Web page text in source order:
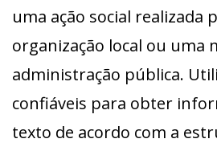
uma ação social realizada
organização local ou uma
administração pública.
confiáveis para obter
texto de acordo com a